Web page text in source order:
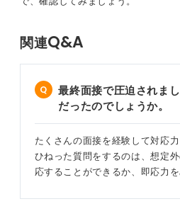
関連Q&A
最終面接で圧迫されま
だったのでしょうか。
たくさんの面接を経験して対応
ひねった質問をするのは、想定
応することができるか、即応力